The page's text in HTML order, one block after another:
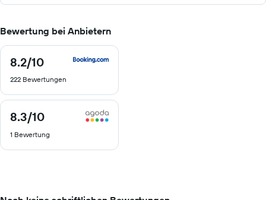
Bewertung bei Anbietern
8.2/10
8.2
10
222 Bewertungen
8.3/10
8.3
10
1 Bewertung